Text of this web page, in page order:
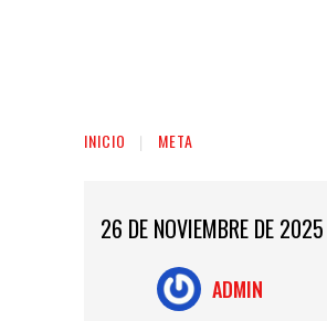
INICIO META
26 DE NOVIEMBRE DE 2025
ADMIN